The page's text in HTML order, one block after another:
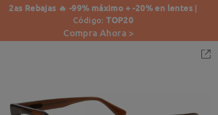
2as Rebajas 🔥 -99% máximo + -20% en lentes |
Código:TOP20
Compra Ahora >